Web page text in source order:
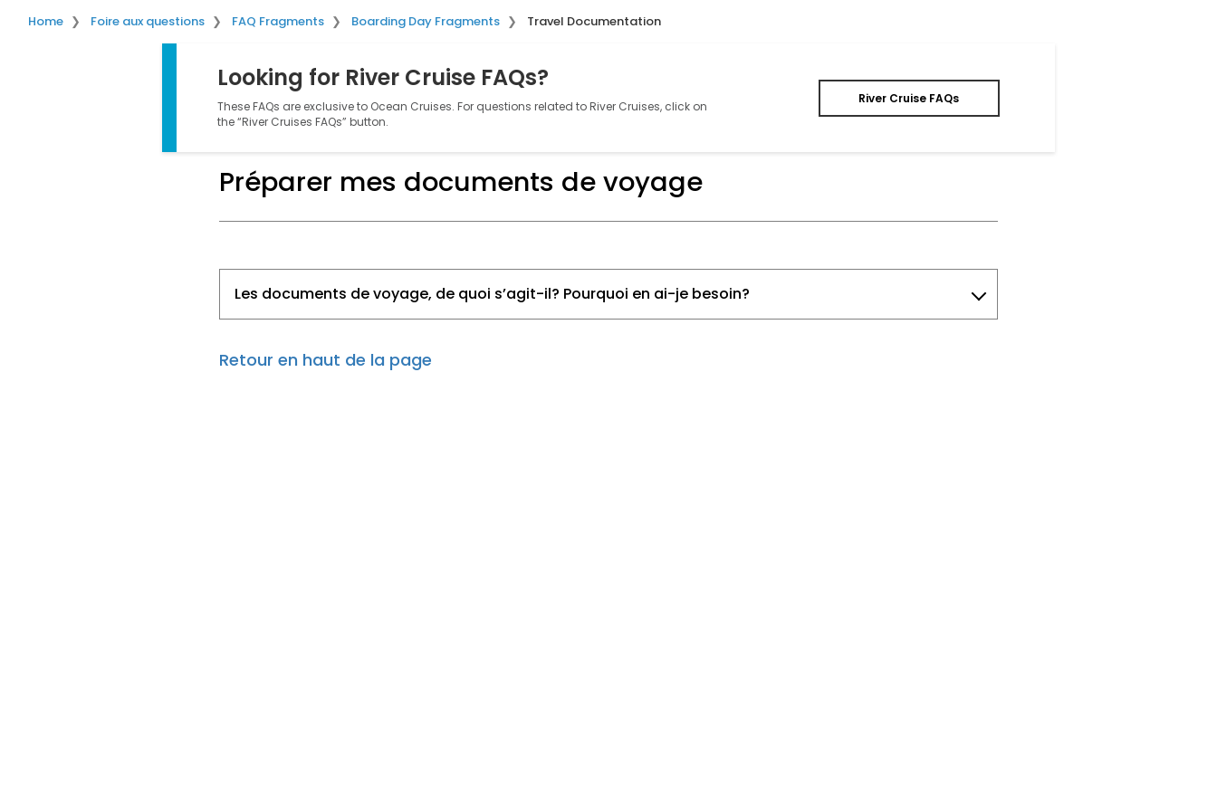
Home Foire aux questions FAQ Fragments Boarding Day Fragments Travel Documentation
Looking for River Cruise FAQs?
These FAQs are exclusive to Ocean Cruises. For questions related to River Cruises, click on
the “River Cruises FAQs” button.
River Cruise FAQs
Préparer mes documents de voyage
Les documents de voyage, de quoi s’agit-il? Pourquoi en ai-je besoin?
Retour en haut de la page